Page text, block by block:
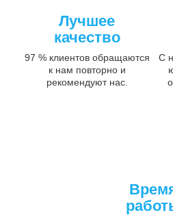
Лучшее
качество
97 % клиентов обращаются
к нам повторно и
рекомендуют нас.
С